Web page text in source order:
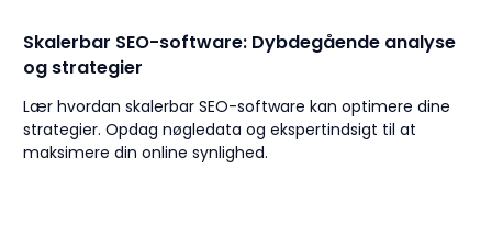
Skalerbar SEO-software: Dybdegående analyse
og strategier
Lær hvordan skalerbar SEO-software kan optimere dine
strategier. Opdag nøgledata og ekspertindsigt til at
maksimere din online synlighed.